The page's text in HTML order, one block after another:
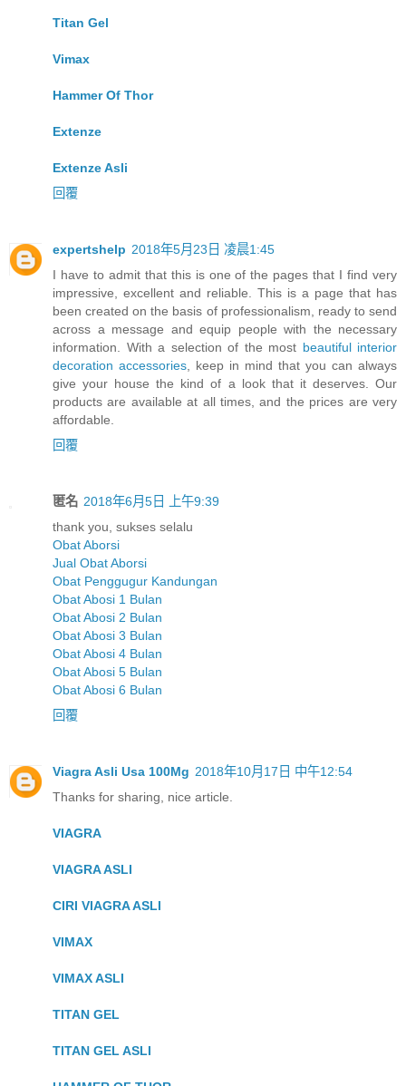
Titan Gel
Vimax
Hammer Of Thor
Extenze
Extenze Asli
回覆
expertshelp 2018年5月23日 凌晨1:45
I have to admit that this is one of the pages that I find very
impressive, excellent and reliable. This is a page that has
been created on the basis of professionalism, ready to send
across a message and equip people with the necessary
information. With a selection of the most beautiful interior
decoration accessories , keep in mind that you can always
give your house the kind of a look that it deserves. Our
products are available at all times, and the prices are very
affordable.
回覆
匿名 2018年6月5日 上午9:39
thank you, sukses selalu
Obat Aborsi
Jual Obat Aborsi
Obat Penggugur Kandungan
Obat Abosi 1 Bulan
Obat Abosi 2 Bulan
Obat Abosi 3 Bulan
Obat Abosi 4 Bulan
Obat Abosi 5 Bulan
Obat Abosi 6 Bulan
回覆
Viagra Asli Usa 100Mg 2018年10月17日 中午12:54
Thanks for sharing, nice article.
VIAGRA
VIAGRA ASLI
CIRI VIAGRA ASLI
VIMAX
VIMAX ASLI
TITAN GEL
TITAN GEL ASLI